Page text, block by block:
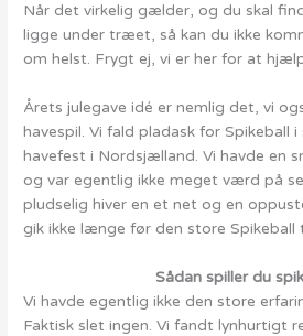
Når det virkelig gælder, og du skal
ligge under træet, så kan du ikke
om helst. Frygt ej, vi er her for at
Årets julegave idé er nemlig det, vi
havespil. Vi fald pladask for Spikeball
havefest i Nordsjælland. Vi havde en
og var egentlig ikke meget værd på
pludselig hiver en et net og en
gik ikke længe før den store Spikeball
Sådan spiller du
Vi havde egentlig ikke den store
Faktisk slet ingen. Vi fandt lynhurtigt